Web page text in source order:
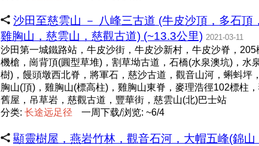
沙田至慈雲山 － 八峰三古道 (牛皮沙頂，多石
雞胸山，慈雲山，慈觀古道) (~13.3公里) 2021-03-11
沙田第一城鐵路站，牛皮沙街，牛皮沙新村，牛皮沙脊，
機槍，崗背頂(圓型草堆)，割草坳古道，石橋(水泉澳坑)，
樹)，饅頭墩西北脊，將軍石，慈沙古道，觀音山河，蝌蚪
胸山(頂)，雞胸山(標高柱)，雞胸山東脊，麥理浩徑102標柱
舊屋，吊草岩，慈觀古道，豐華街，慈雲山(北)巴士站
分类: 长途远足径 一周下载/浏览: ~6/4
顯靈樹屋，燕岩竹林，觀音石河，大帽五峰(錦